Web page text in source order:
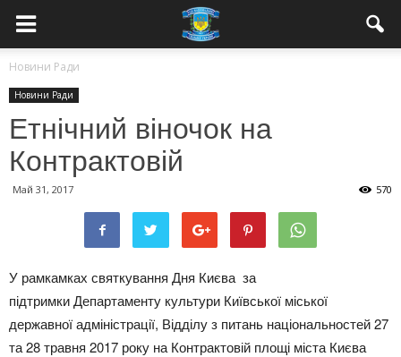
Новини Ради
Новини Ради
Етнічний віночок на
Контрактовій
Май 31, 2017 570
У рамкамках святкування Дня Києва за
підтримки Департаменту культури Київської міської
державної адміністрації, Відділу з питань національностей 27
та 28 травня 2017 року на Контрактовій площі міста Києва